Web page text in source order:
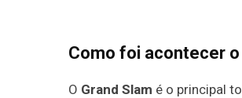
Como foi acontecer
O Grand Slam é o principal